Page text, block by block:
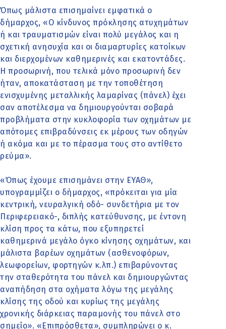
Όπως μάλιστα επισημαίνει εμφατικά ο
δήμαρχος, «Ο κίνδυνος πρόκλησης ατυχημάτων
ή και τραυματισμών είναι πολύ μεγάλος και η
σχετική ανησυχία και οι διαμαρτυρίες κατοίκων
και διερχομένων καθημερινές και εκατοντάδες.
Η προσωρινή, που τελικά μόνο προσωρινή δεν
ήταν, αποκατάσταση με την τοποθέτηση
ενισχυμένης μεταλλικής λαμαρίνας (πάνελ) έχει
σαν αποτέλεσμα να δημιουργούνται σοβαρά
προβλήματα στην κυκλοφορία των οχημάτων με
απότομες επιβραδύνσεις εκ μέρους των οδηγών
ή ακόμα και με το πέρασμα τους στο αντίθετο
ρεύμα».
«Όπως έχουμε επισημάνει στην ΕΥΑΘ»,
υπογραμμίζει ο δήμαρχος, «πρόκειται για μία
κεντρική, νευραλγική οδό- συνδετήρια με τον
Περιφερειακό-, διπλής κατεύθυνσης, με έντονη
κλίση προς τα κάτω, που εξυπηρετεί
καθημερινά μεγάλο όγκο κίνησης οχημάτων, και
μάλιστα βαρέων οχημάτων (ασθενοφόρων,
λεωφορείων, φορτηγών κ.λπ.) επιβαρύνοντας
την σταθερότητα του πάνελ και δημιουργώντας
αναπήδηση στα οχήματα λόγω της μεγάλης
κλίσης της οδού και κυρίως της μεγάλης
χρονικής διάρκειας παραμονής του πάνελ στο
σημείο». «Επιπρόσθετα», συμπληρώνει ο κ.